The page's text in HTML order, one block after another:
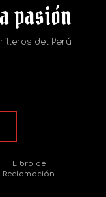
pasión
del Perú
Libro de
Reclamación